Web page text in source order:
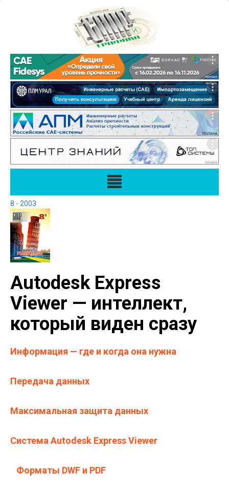
8 - 2003
Autodesk Express
Viewer — интеллект,
который виден сразу
Информация — где и когда она нужна
Передача данных
Максимальная защита данных
Система Autodesk Express Viewer
Форматы DWF и PDF